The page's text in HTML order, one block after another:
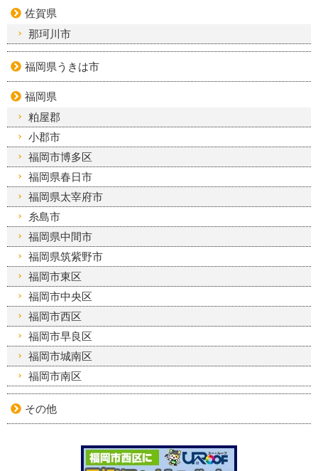
佐賀県
那珂川市
福岡県うきは市
福岡県
粕屋郡
小郡市
福岡市博多区
福岡県春日市
福岡県太宰府市
糸島市
福岡県中間市
福岡県筑紫野市
福岡市東区
福岡市中央区
福岡市西区
福岡市早良区
福岡市城南区
福岡市南区
その他